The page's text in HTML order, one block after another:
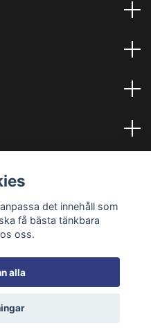
rättigheter reserverade
det innehåll som
få bästa tänkbara
oss.
alla